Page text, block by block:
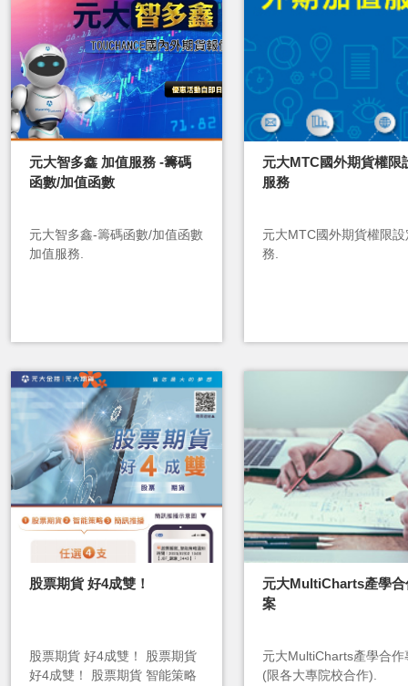
元大智多鑫 加值服務 -籌碼
函數/加值函數
元大智多鑫-籌碼函數/加值函數
加值服務.
元大MTC國外期貨權限
服務
元大MTC國外期貨權限設
務.
股票期貨 好4成雙！
股票期貨 好4成雙！ 股票期貨
好4成雙！ 股票期貨 智能策略
元大MultiCharts產學合
案
元大MultiCharts產學合作
(限各大專院校合作).